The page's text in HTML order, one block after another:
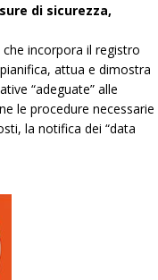
di sicurezza,
incorpora il registro
attua e dimostra
“adeguate” alle
le procedure necessarie
la notifica dei “data